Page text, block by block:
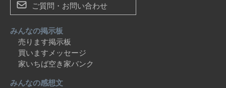
ご質問・お問い合わせ
みんなの掲示板
売ります掲示板
買いますメッセージ
家いちば空き家バンク
みんなの感想文